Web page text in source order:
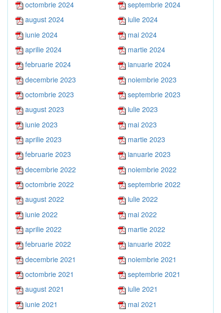
octombrie 2024
septembrie 2024
august 2024
iulie 2024
iunie 2024
mai 2024
aprilie 2024
martie 2024
februarie 2024
ianuarie 2024
decembrie 2023
noiembrie 2023
octombrie 2023
septembrie 2023
august 2023
iulie 2023
iunie 2023
mai 2023
aprilie 2023
martie 2023
februarie 2023
ianuarie 2023
decembrie 2022
noiembrie 2022
octombrie 2022
septembrie 2022
august 2022
iulie 2022
iunie 2022
mai 2022
aprilie 2022
martie 2022
februarie 2022
ianuarie 2022
decembrie 2021
noiembrie 2021
octombrie 2021
septembrie 2021
august 2021
iulie 2021
iunie 2021
mai 2021